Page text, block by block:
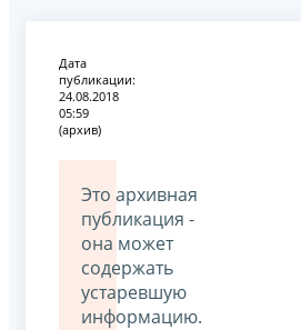
Дата
публикации:
24.08.2018
05:59
(архив)
Это архивная
публикация -
она может
содержать
устаревшую
информацию.